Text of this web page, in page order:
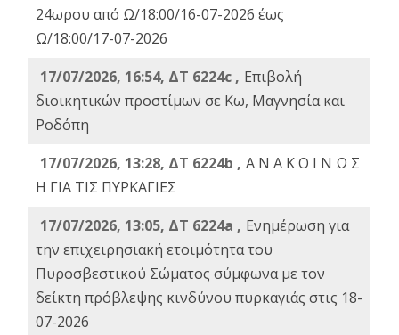
24ωρου από Ω/18:00/16-07-2026 έως
Ω/18:00/17-07-2026
17/07/2026, 16:54, ΔΤ 6224c , Επιβολή
διοικητικών προστίμων σε Κω, Μαγνησία και
Ροδόπη
17/07/2026, 13:28, ΔΤ 6224b , Α Ν Α Κ Ο Ι Ν Ω Σ
Η ΓΙΑ ΤΙΣ ΠΥΡΚΑΓΙΕΣ
17/07/2026, 13:05, ΔΤ 6224a , Ενημέρωση για
την επιχειρησιακή ετοιμότητα του
Πυροσβεστικού Σώματος σύμφωνα με τον
δείκτη πρόβλεψης κινδύνου πυρκαγιάς στις 18-
07-2026